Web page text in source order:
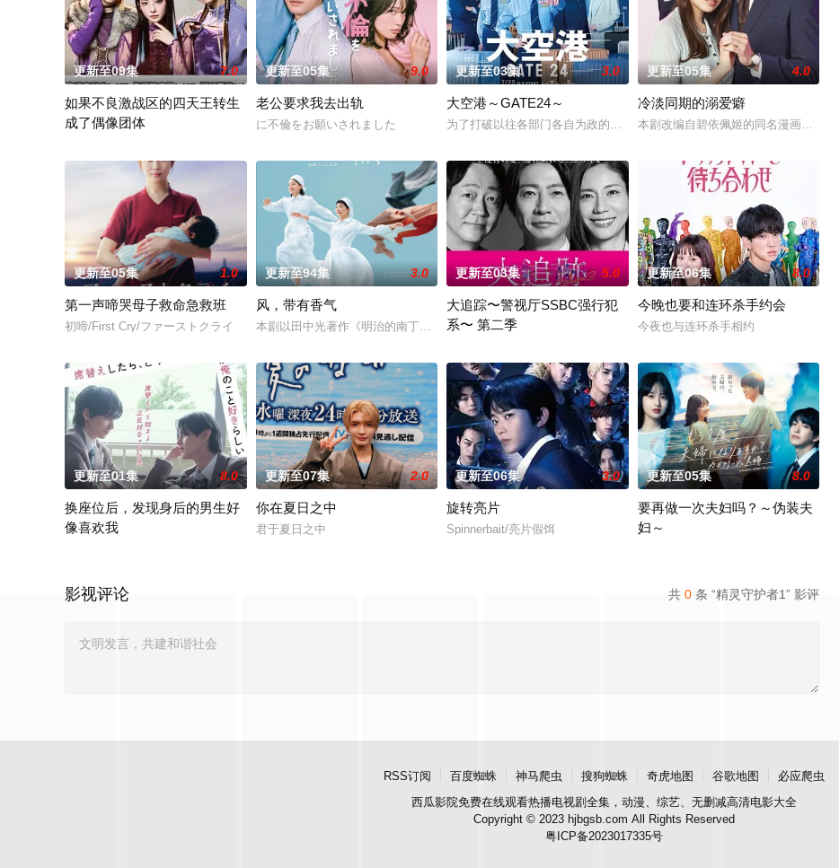
更新至09集 7.0
如果不良激战区的四天王转生
成了偶像团体
更新至05集 9.0
老公要求我去出轨
に不倫をお願いされました
更新至03集 3.0
大空港～GATE24～
为了打破以往各部门各自为政的死板规矩，内阁官房直属成立了一个特殊
更新至05集 4.0
冷淡同期的溺爱癖
本剧改编自碧依佩姬的同名漫画，是
更新至05集 1.0
第一声啼哭母子救命急救班
初啼/First Cry/ファーストクライ
更新至94集 3.0
风，带有香气
本剧以田中光著作《明治的南丁格尔 大关和物语》为原案，取材自日本首位专业女护士大关和与铃木雅的真实
更新至03集 5.0
大追踪〜警视厅SSBC强行犯
系〜 第二季
更新至06集 8.0
今晚也要和连环杀手约会
今夜也与连环杀手相约
更新至01集 8.0
换座位后，发现身后的男生好
像喜欢我
更新至07集 2.0
你在夏日之中
君于夏日之中
更新至06集 3.0
旋转亮片
Spinnerbait/亮片假饵
更新至05集 8.0
要再做一次夫妇吗？～伪装夫
妇～
共 0 条 “精灵守护者1” 影评
影视评论
RSS订阅 百度蜘蛛 神马爬虫 搜狗蜘蛛 奇虎地图 谷歌地图
必应爬虫
西瓜影院免费在线观看热播电视剧全集，动漫、综艺、无删减高清电影大全
Copyright © 2023 hjbgsb.com All Rights Reserved
粤ICP备2023017335号